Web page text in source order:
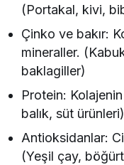
(Portakal, kivi,
Çinko ve bakır:
mineraller.
baklagiller)
Protein:
balık, süt ürünleri)
Antioksidanlar:
(Yeşil çay,